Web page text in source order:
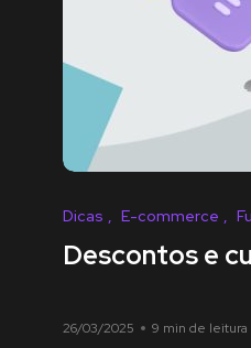
Dicas E-commerce
Descontos e
26/03/2025 9 min de leitura